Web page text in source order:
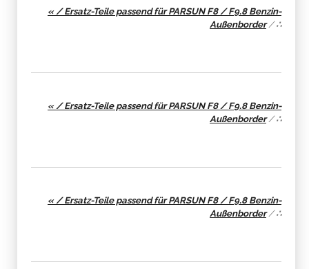
« / Ersatz-Teile passend für PARSUN F8 / F9.8 Benzin-
Außenborder/∴
« / Ersatz-Teile passend für PARSUN F8 / F9.8 Benzin-
Außenborder/∴
« / Ersatz-Teile passend für PARSUN F8 / F9.8 Benzin-
Außenborder/∴